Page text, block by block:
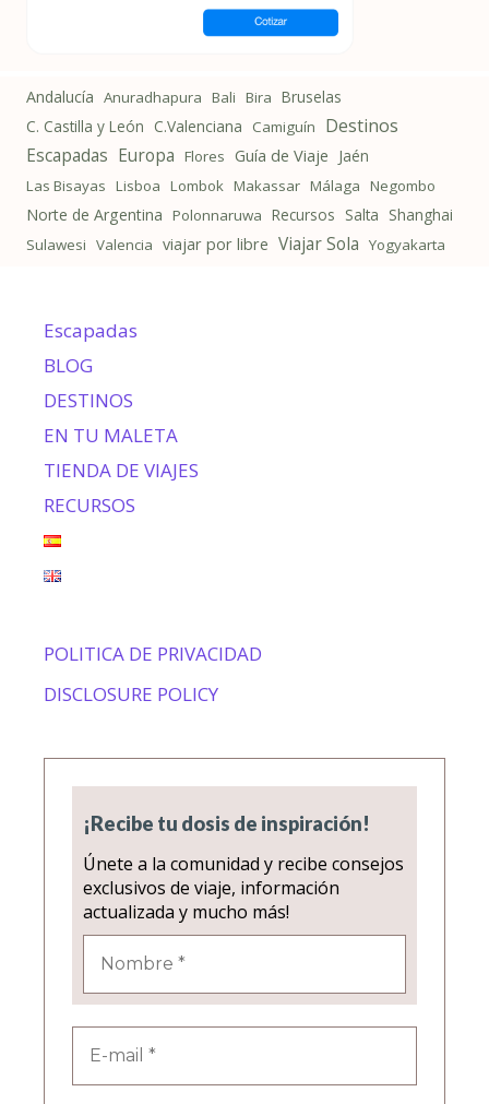
Andalucía Anuradhapura Bali Bira Bruselas
C. Castilla y León C.Valenciana Camiguín Destinos
Escapadas Europa Flores Guía de Viaje Jaén
Las Bisayas Lisboa Lombok Makassar Málaga Negombo
Norte de Argentina Polonnaruwa Recursos Salta Shanghai
Sulawesi Valencia viajar por libre Viajar Sola Yogyakarta
Escapadas
BLOG
DESTINOS
EN TU MALETA
TIENDA DE VIAJES
RECURSOS
POLITICA DE PRIVACIDAD
DISCLOSURE POLICY
¡Recibe tu dosis de inspiración!
Únete a la comunidad y recibe consejos
exclusivos de viaje, información
actualizada y mucho más!